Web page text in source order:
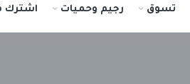
تسوق رجيم وحميات اشترك